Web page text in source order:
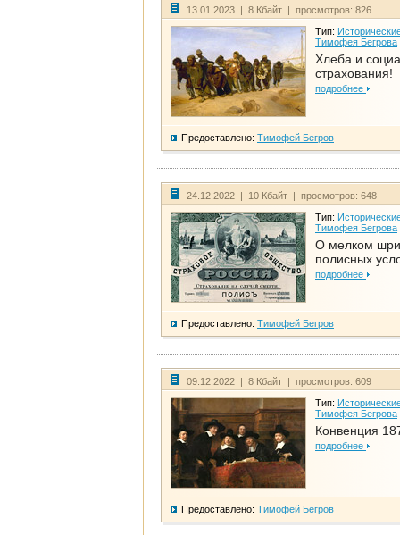
13.01.2023 | 8 Кбайт | просмотров: 826
Тип:
Тимофея Бегрова
Хлеба и
страхования!
подробнее
Предоставлено: Тимофей Бегров
24.12.2022 | 10 Кбайт | просмотров: 648
Тип:
Тимофея Бегрова
О мелком
полисных
подробнее
Предоставлено: Тимофей Бегров
09.12.2022 | 8 Кбайт | просмотров: 609
Тип:
Тимофея Бегрова
Конвенция
подробнее
Предоставлено: Тимофей Бегров